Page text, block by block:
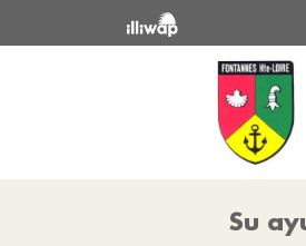
Su